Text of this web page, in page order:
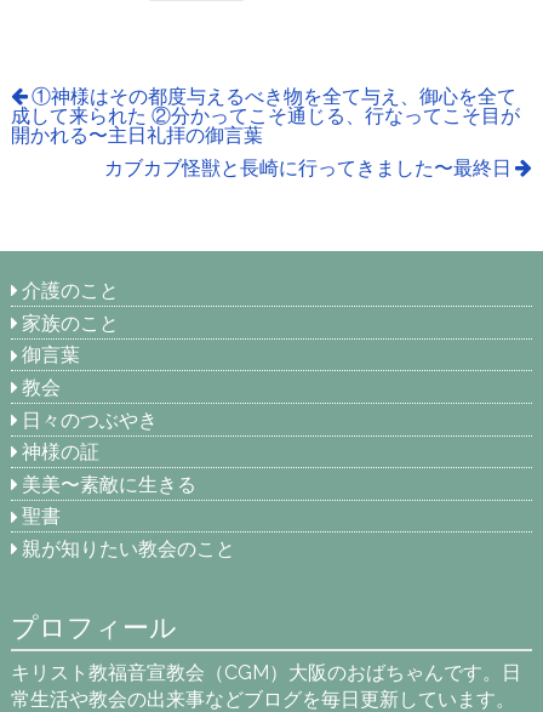
①神様はその都度与えるべき物を全て与え、御心を全て
成して来られた ②分かってこそ通じる、行なってこそ目が
開かれる〜主日礼拝の御言葉
カブカブ怪獣と長崎に行ってきました〜最終日
介護のこと
家族のこと
御言葉
教会
日々のつぶやき
神様の証
美美〜素敵に生きる
聖書
親が知りたい教会のこと
プロフィール
キリスト教福音宣教会（CGM）大阪のおばちゃんです。日
常生活や教会の出来事などブログを毎日更新しています。